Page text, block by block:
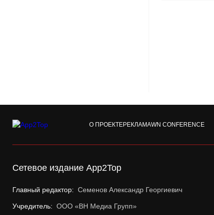
О ПРОЕКТЕРЕКЛАМАWN CONFERENCE
Сетевое издание App2Top
Главный редактор: Семенов Александр Георгиевич
Учредитель: ООО «ВН Медиа Групп»